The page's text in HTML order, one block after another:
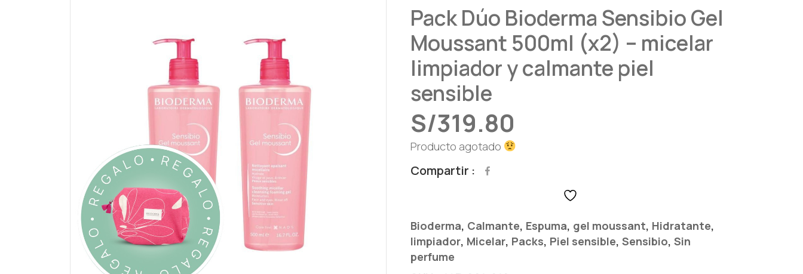
Pack Dúo Bioderma Sensibio Gel
Moussant 500ml (x2) – micelar
limpiador y calmante piel
sensible
S/319.80
Producto agotado
Compartir
Bioderma, Calmante, Espuma, gel moussant, Hidratante,
limpiador, Micelar, Packs, Piel sensible, Sensibio, Sin
perfume